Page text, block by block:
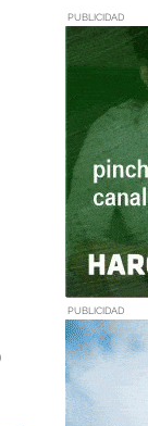
PUBLICIDAD
PUBLICIDAD